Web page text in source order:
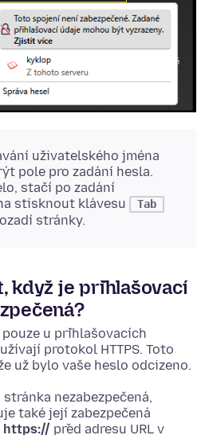
uživatelského jména
pole pro zadání hesla.
stačí po zadání
stisknout klávesu
Tab
stránky.
když je přihlašovací
u přihlašovacích
protokol HTTPS. Toto
už bylo vaše heslo odcizeno.
nezabezpečená,
také její zabezpečená
https:// před adresu URL v